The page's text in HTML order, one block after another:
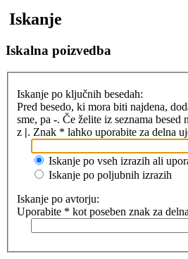
Iskanje
Iskalna poizvedba
Iskanje po ključnih besedah:
Pred besedo, ki mora biti najdena,
sme, pa -. Če želite iz seznama
z |. Znak * lahko uporabite za delna
Iskanje po vseh izrazih ali
Iskanje po poljubnih izrazih
Iskanje po avtorju:
Uporabite * kot poseben znak za